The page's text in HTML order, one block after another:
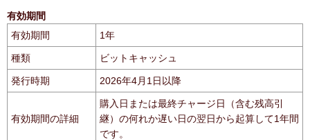
有効期間
有効期間
1年
種類 ビットキャッシュ
発行時期 2026年4月1日以降
有効期間の詳細
購入日または最終チャージ日（含む残高引
継）の何れか遅い日の翌日から起算して1年間
です。